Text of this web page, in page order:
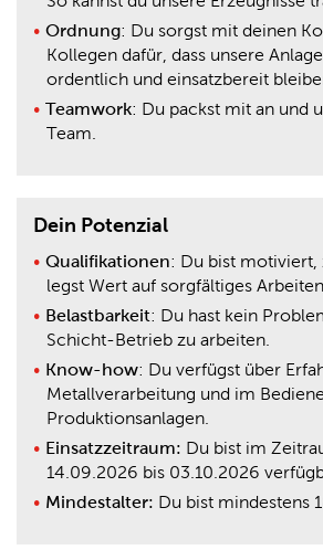
Ordnung: Du sorgst mit deinen
Kollegen dafür, dass unsere
ordentlich und einsatzbereit
Teamwork: Du packst mit an und
Team.
Dein Potenzial
Qualifikationen: Du bist motiviert,
legst Wert auf sorgfältiges
Belastbarkeit: Du hast kein
Schicht-Betrieb zu arbeiten.
Know-how: Du verfügst über
Metallverarbeitung und im
Produktionsanlagen.
Einsatzzeitraum: Du bist im
14.09.2026 bis 03.10.2026
Mindestalter: Du bist mindestens